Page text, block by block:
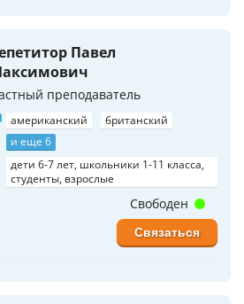
Павел
преподаватель
американский
британский
и еще 6
дети 6-7 лет, школьники 1-11 класса,
студенты, взрослые
Свободен
Связаться